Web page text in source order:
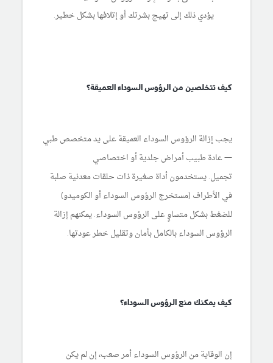
يؤدي ذلك إلى تهيج بشرتك أو إتلافها بشكل خطير.
كيف تتخلصين من الرؤوس السوداء العميقة؟
يجب إزالة الرؤوس السوداء العميقة على يد متخصص طبي
— عادة طبيب أمراض جلدية أو اختصاصي
تجميل. يستخدمون أداة صغيرة ذات حلقات معدنية صلبة
في الأطراف (مستخرج الرؤوس السوداء أو الكوميدو)
للضغط بشكل متساوٍ على الرؤوس السوداء. يمكنهم إزالة
الرؤوس السوداء بالكامل بأمان وتقليل خطر عودتها.
كيف يمكنك منع الرؤوس السوداء؟
إن الوقاية من الرؤوس السوداء أمر صعب، إن لم يكن